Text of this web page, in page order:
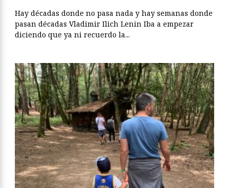
Hay décadas donde no pasa nada y hay semanas donde
pasan décadas Vladimir Ilich Lenin Iba a empezar
diciendo que ya ni recuerdo la...